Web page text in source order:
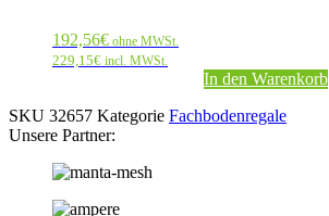
192,56€ ohne MWSt.
229,15€ incl. MWSt.
In den Warenkorb
SKU 32657 Kategorie Fachbodenregale
Unsere Partner: